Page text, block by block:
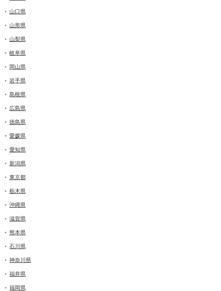
山口県
山形県
山梨県
岐阜県
岡山県
岩手県
島根県
広島県
徳島県
愛媛県
愛知県
新潟県
東京都
栃木県
沖縄県
滋賀県
熊本県
石川県
神奈川県
福井県
福岡県